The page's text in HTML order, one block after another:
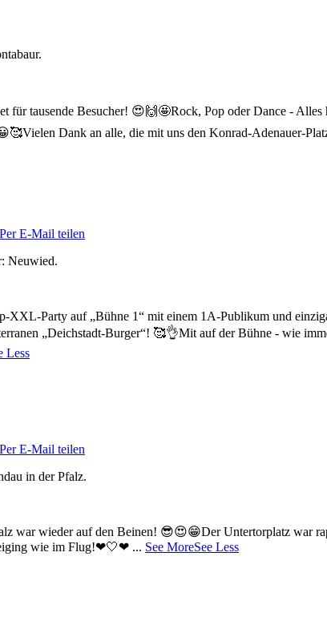
für tausende Besucher! 😍🙌🤩Rock, Pop oder Dance -
Vielen Dank an alle, die mit uns den Konrad-Adenauer-
Per E-Mail teilen
Neuwied.
XXL-Party auf „Bühne 1“ mit einem 1A-Publikum und
„Deichstadt-Burger“! 🥰👌Mit auf der Bühne - wie
Less
Per E-Mail teilen
in der Pfalz.
war wieder auf den Beinen! 😎😍😁Der Untertorplatz war
wie im Flug!❤🤍❤ ... See MoreSee Less